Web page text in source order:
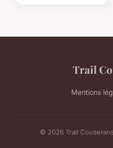
Trail
Mentions
© 2026 Trail